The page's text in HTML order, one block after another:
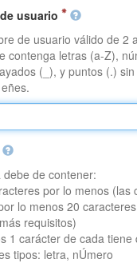
usuario
de usuario válido de 2
contenga letras (a-Z),
(_), y puntos (.)
debe de contener:
por lo menos (las
lo menos 20
requisitos)
1 carácter de cada tiene
tipos: letra, nÚmero